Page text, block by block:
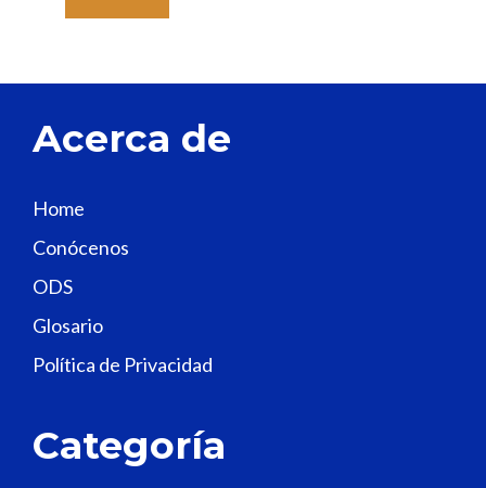
a
h
f
i
e
d
b
n
Acerca de
Home
Conócenos
ODS
Glosario
Política de Privacidad
Categoría